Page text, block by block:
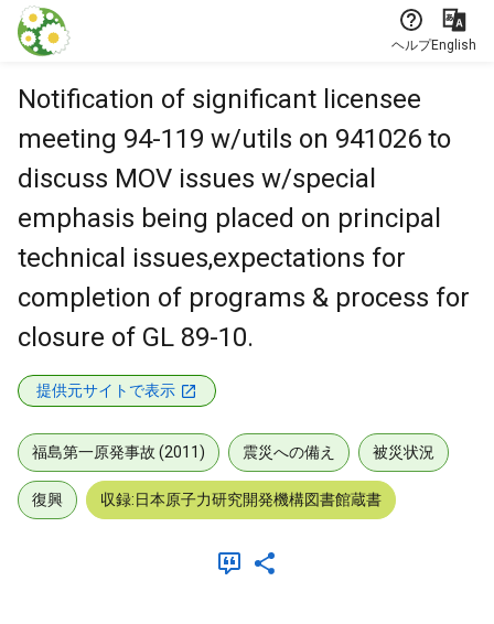
本文に飛ぶ
ヘルプEnglish
Notification of significant licensee
meeting 94-119 w/utils on 941026 to
discuss MOV issues w/special
emphasis being placed on principal
technical issues,expectations for
completion of programs & process for
closure of GL 89-10.
提供元サイトで表示
福島第一原発事故 (2011) 震災への備え 被災状況
復興 収録:日本原子力研究開発機構図書館蔵書